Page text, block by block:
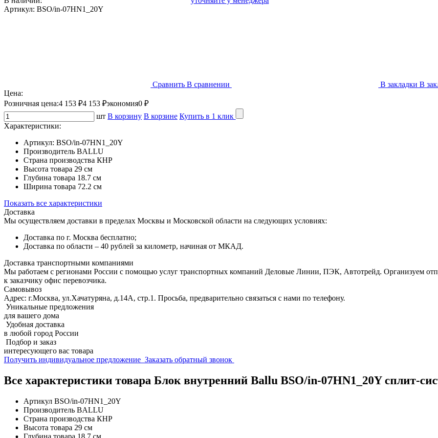
Артикул: BSO/in-07HN1_20Y
Сравнить В сравнении В закладки В
Цена:
Розничная цена:4 153 ₽4 153 ₽экономия0 ₽
шт В корзину В корзине Купить в 1 клик
Характеристики:
Артикул: BSO/in-07HN1_20Y
Производитель BALLU
Страна производства КНР
Высота товара 29 см
Глубина товара 18.7 см
Ширина товара 72.2 см
Показать все характеристики
Доставка
Мы осуществляем доставки в пределах Москвы и Московской области на следующих условиях:
Доставка по г. Москва бесплатно;
Доставка по области – 40 рублей за километр, начиная от МКАД.
Доставка транспортными компаниями
Мы работаем с регионами России с помощью услуг транспортных компаний Деловые Линии, ПЭК, Автотрейд. Организуем
к заказчику офис перевозчика.
Самовывоз
Адрес: г.Москва, ул.Хачатуряна, д.14А, стр.1. Просьба, предварительно связаться с нами по телефону.
Уникальные предложения
для вашего дома
Удобная доставка
в любой город России
Подбор и заказ
интересующего вас товара
Получить индивидуальное предложение Заказать обратный звонок
Все характеристики товара Блок внутренний Ballu BSO/in-07HN1_20Y сплит-
Артикул BSO/in-07HN1_20Y
Производитель BALLU
Страна производства КНР
Высота товара 29 см
Глубина товара 18.7 см